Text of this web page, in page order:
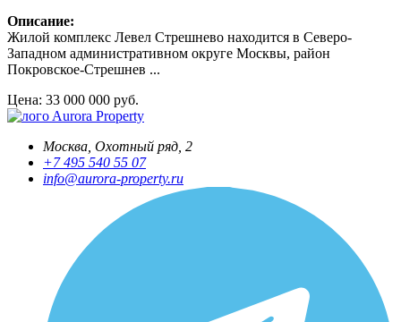
Описание:
Жилой комплекс Левел Стрешнево находится в Северо-
Западном административном округе Москвы, район
Покровское-Стрешнев ...
Цена: 33 000 000 руб.
Aurora Property
Москва, Охотный ряд, 2
+7 495 540 55 07
info@aurora-property.ru